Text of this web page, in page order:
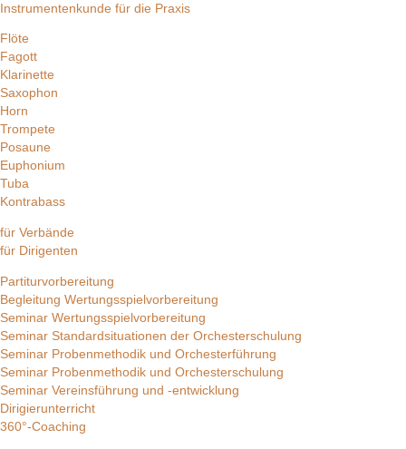
Instrumentenkunde für die Praxis
Flöte
Fagott
Klarinette
Saxophon
Horn
Trompete
Posaune
Euphonium
Tuba
Kontrabass
für Verbände
für Dirigenten
Partiturvorbereitung
Begleitung Wertungsspielvorbereitung
Seminar Wertungsspielvorbereitung
Seminar Standardsituationen der Orchesterschulung
Seminar Probenmethodik und Orchesterführung
Seminar Probenmethodik und Orchesterschulung
Seminar Vereinsführung und -entwicklung
Dirigierunterricht
360°-Coaching